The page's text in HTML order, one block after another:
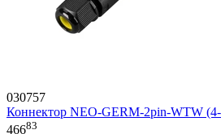
030757
Коннектор NEO-GERM-2pin-WTW
46683